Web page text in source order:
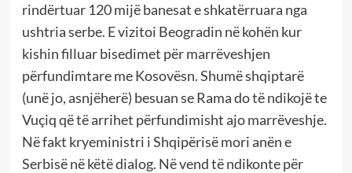
rindërtuar 120 mijë banesat e shkatërruara nga
ushtria serbe. E vizitoi Beogradin në kohën kur
kishin filluar bisedimet për marrëveshjen
përfundimtare me Kosovësn. Shumë shqiptarë
(unë jo, asnjëherë) besuan se Rama do të ndikojë te
Vuçiq që të arrihet përfundimisht ajo marrëveshje.
Në fakt kryeministri i Shqipërisë mori anën e
Serbisë në këtë dialog. Në vend të ndikonte për